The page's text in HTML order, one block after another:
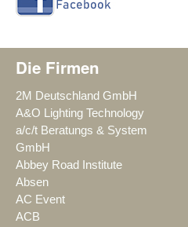
Die Firmen
2M Deutschland GmbH
A&O Lighting Technology
a/c/t Beratungs & System
GmbH
Abbey Road Institute
Absen
AC Event
ACB